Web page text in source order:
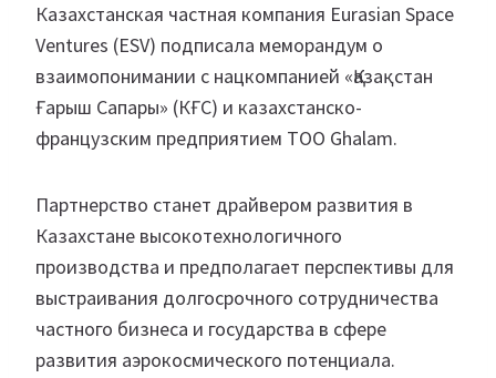
Казахстанская частная компания Eurasian Space
Ventures (ESV) подписала меморандум о
взаимопонимании с нацкомпанией «Қазақстан
Ғарыш Сапары» (КҒС) и казахстанско-
французским предприятием ТОО Ghalam.
Партнерство станет драйвером развития в
Казахстане высокотехнологичного
производства и предполагает перспективы для
выстраивания долгосрочного сотрудничества
частного бизнеса и государства в сфере
развития аэрокосмического потенциала.